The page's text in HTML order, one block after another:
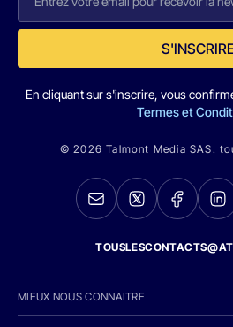
En cliquant sur s'inscrire, vous
Termes et
© 2026 Talmont Media SAS.
MIEUX NOUS CONNAITRE